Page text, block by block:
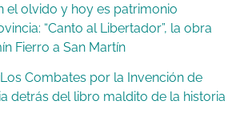
el olvido y hoy es patrimonio
“Canto al Libertador”, la obra
Fierro a San Martín
Combates por la Invención de
detrás del libro maldito de la historia